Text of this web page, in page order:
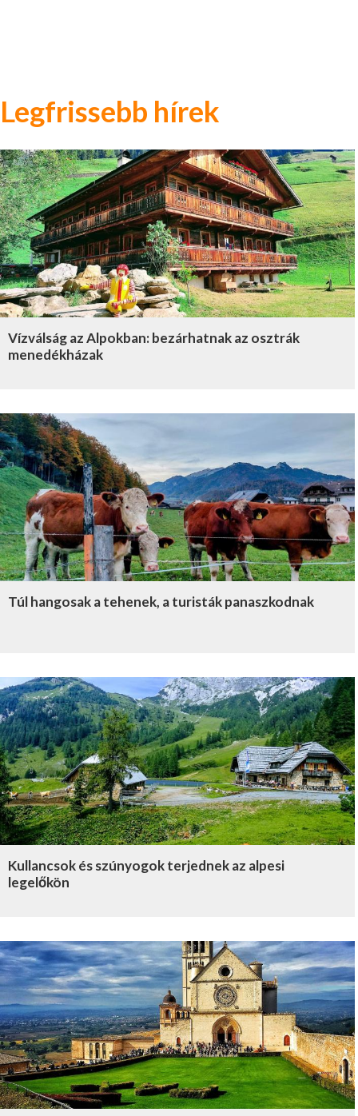
Legfrissebb hírek
Vízválság az Alpokban: bezárhatnak az osztrák
menedékházak
Túl hangosak a tehenek, a turisták panaszkodnak
Kullancsok és szúnyogok terjednek az alpesi
legelőkön